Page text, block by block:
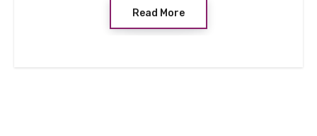
Read More